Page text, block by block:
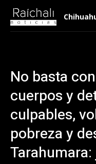
No basta
cuerpos y
culpables,
pobreza y